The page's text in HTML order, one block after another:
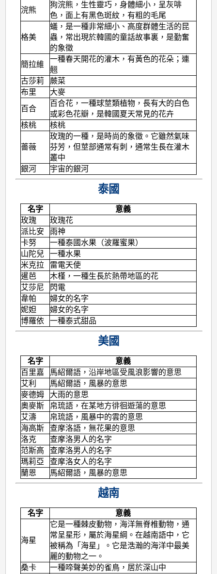
浣熊
狗浣熊，生性靈巧，身體細小，呈灰啡
色，面上有黑色斑紋，有粗的毛尾
格美
蟻，是一種非常細小、高度群體生活的昆
蟲，常出現於韓國的童話故事裏，是勤奮
的象徵
簡拉維
一種春天開花的灌木，有黃色的花朵；連
翹
古莎莉
蕨菜
布里
大麥
百合
百合花，一種球莖類植物，長有大的白色
或彩色花瓣，是韓國夏天常見的花卉
核桃
核桃
薔薇
玫瑰的一種，是時尚的象徵。它雖然氣味
芬芳，但莖部通常有刺，通常生長在灌木
叢中
銀河
宇宙的銀河
泰國
名字
意義
玫瑰
玫瑰花
派比安
雨神
卡努
一種泰國水果（波羅蜜果）
山陀兒
一種水果
米克拉
雷電天使
暹芭
木槿，一種生長於熱帶地區的花
艾莎尼
閃電
韋帕
婦女的名字
妮妲
婦女的名字
博羅依
一種泰式甜品
美國
名字
意義
百里嘉
馬紹爾語，沿岸地區受風浪影響的意思
艾利
馬紹爾語，風暴的意思
麥德姆
大雨的意思
奧麥斯
帛琉語，在某地方徘徊遊蕩的意思
艾濤
帛琉語，風暴中的雲的意思
海高斯
查摩洛語，無花果的意思
洛克
查摩洛男人的名字
范斯高
查摩洛男人的名字
瑪莉亞
查摩洛女人的名字
蘭恩
馬紹爾語，風暴的意思
越南
名字 意義
海星
它是一種棘皮動物，海洋無脊椎動物，通
常呈星形，屬於海星綱。在越南語中，它
被稱為「海星」。它是浩瀚的海洋中最美
麗的動物之一。
桑卡
一種啼聲美妙的雀鳥，居於深山中